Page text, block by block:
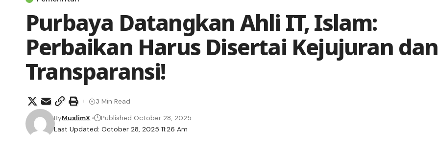
Purbaya Datangkan Ahli IT, Islam:
Perbaikan Harus Disertai Kejujuran dan
Transparansi!
Last Updated: October 28, 2025 11:26 Am
ByMuslimX Published October 28, 2025
3 Min Read